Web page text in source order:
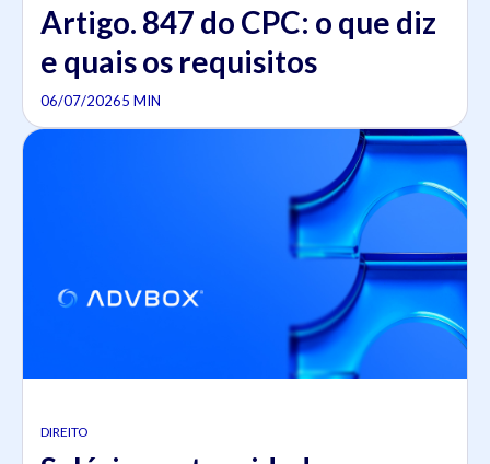
Artigo. 847 do CPC: o que diz
e quais os requisitos
06/07/20265 MIN
DIREITO